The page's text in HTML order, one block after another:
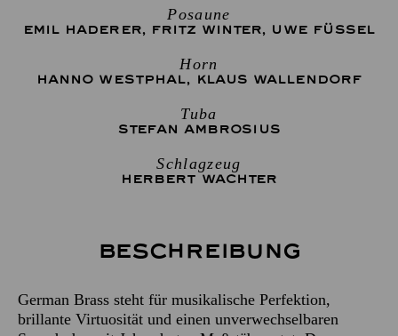
Posaune
EMIL HADERER, FRITZ WINTER, UWE FÜSSEL
Horn
HANNO WESTPHAL, KLAUS WALLENDORF
Tuba
STEFAN AMBROSIUS
Schlagzeug
HERBERT WACHTER
Beschreibung
German Brass steht für musikalische Perfektion,
brillante Virtuosität und einen unverwechselbaren